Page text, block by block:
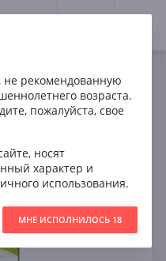
рекомендованную
возраста.
пожалуйста, свое
носят
характер и
использования.
МНЕ ИСПОЛНИЛОСЬ 18